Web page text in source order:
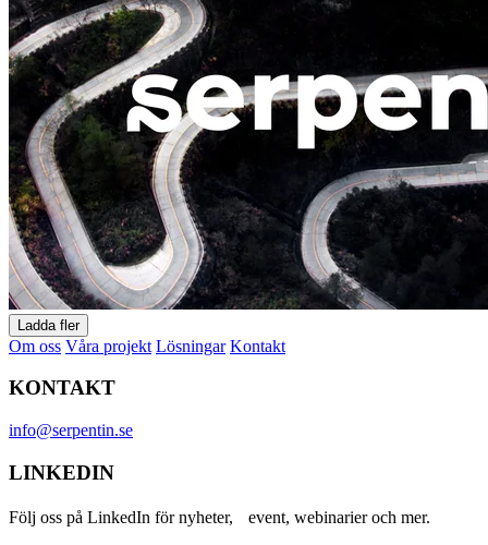
Ladda fler
Om oss Våra projekt Lösningar Kontakt
KONTAKT
info@serpentin.se
LINKEDIN
Följ oss på LinkedIn för nyheter, event, webinarier och mer.